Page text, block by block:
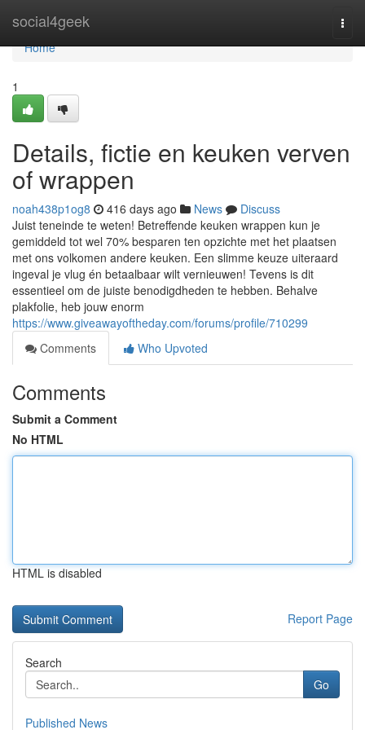
social4geek
Home
Home
1
Details, fictie en keuken verven
of wrappen
noah438p1og8 416 days ago News
Discuss
Juist teneinde te weten! Betreffende keuken wrappen kun je
gemiddeld tot wel 70% besparen ten opzichte met het plaatsen
met ons volkomen andere keuken. Een slimme keuze uiteraard
ingeval je vlug én betaalbaar wilt vernieuwen! Tevens is dit
essentieel om de juiste benodigdheden te hebben. Behalve
plakfolie, heb jouw enorm
https://www.giveawayoftheday.com/forums/profile/710299
Comments
Who Upvoted
Comments
Submit a Comment
No HTML
HTML is disabled
Report Page
Search
Go
Published News